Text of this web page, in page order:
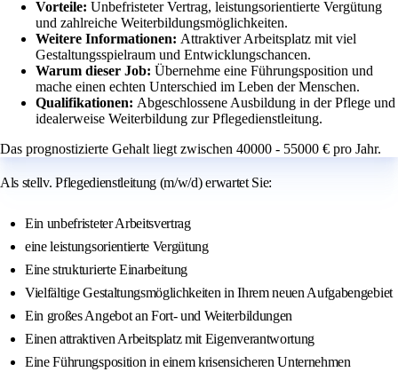
Vorteile: Unbefristeter Vertrag, leistungsorientierte Vergütung
und zahlreiche Weiterbildungsmöglichkeiten.
Weitere Informationen: Attraktiver Arbeitsplatz mit viel
Gestaltungsspielraum und Entwicklungschancen.
Warum dieser Job: Übernehme eine Führungsposition und
mache einen echten Unterschied im Leben der Menschen.
Qualifikationen: Abgeschlossene Ausbildung in der Pflege und
idealerweise Weiterbildung zur Pflegedienstleitung.
Das prognostizierte Gehalt liegt zwischen 40000 - 55000 € pro Jahr.
Als stellv. Pflegedienstleitung (m/w/d) erwartet Sie:
Ein unbefristeter Arbeitsvertrag
eine leistungsorientierte Vergütung
Eine strukturierte Einarbeitung
Vielfältige Gestaltungsmöglichkeiten in Ihrem neuen Aufgabengebiet
Ein großes Angebot an Fort- und Weiterbildungen
Einen attraktiven Arbeitsplatz mit Eigenverantwortung
Eine Führungsposition in einem krisensicheren Unternehmen